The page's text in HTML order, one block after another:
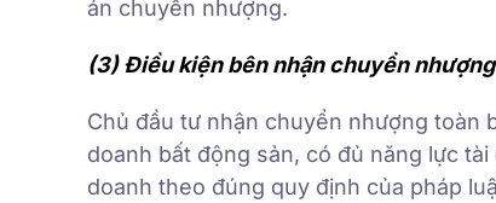
án chuyển nhượng.
(3) Điều kiện bên nhận chuyển
Chủ đầu tư nhận chuyển nhượng toàn
doanh bất động sản, có đủ năng lực
doanh theo đúng quy định của pháp